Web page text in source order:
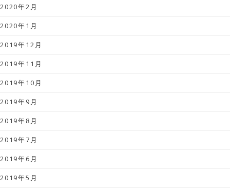
2020年2月
2020年1月
2019年12月
2019年11月
2019年10月
2019年9月
2019年8月
2019年7月
2019年6月
2019年5月